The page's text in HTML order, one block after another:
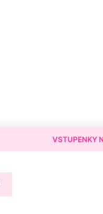
VSTUPENKY